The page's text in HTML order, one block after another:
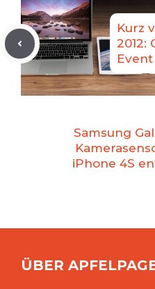
Kurz
2012:
Event
Samsung
iPhone 4S
ÜBER